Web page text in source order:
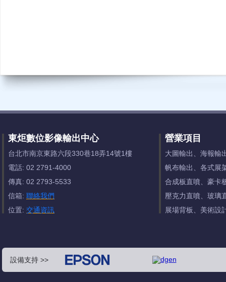
東炬數位影像輸出中心
台北市南京東路六段330巷18弄14號1樓
電話: 02 2791-4000
傳真: 02 2793-5533
信箱: 聯絡我們
位置: 交通資訊
營業項目
大圖輸出、海報輸
帆布輸出、各式展
合成板直噴、豪卡
壓克力直噴、玻璃
展場背板、美術設
設備支持 >>